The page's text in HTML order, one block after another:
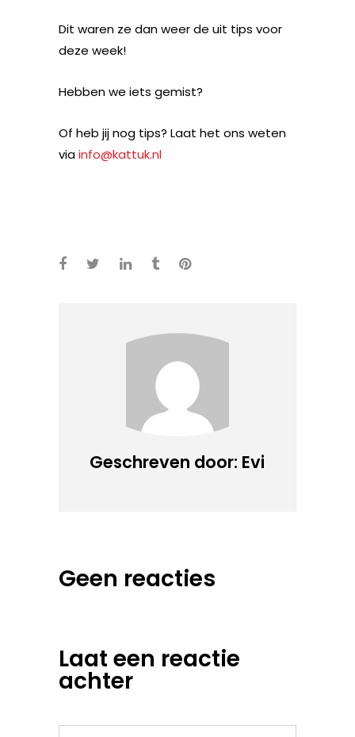
Dit waren ze dan weer de uit tips voor
deze week!
Hebben we iets gemist?
Of heb jij nog tips? Laat het ons weten
viainfo@kattuk.nl
Geschreven door: Evi
Geen reacties
Laat een reactie
achter